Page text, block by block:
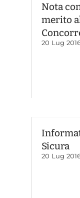
Nota
merito
20 Lug
Sicura
20 Lug